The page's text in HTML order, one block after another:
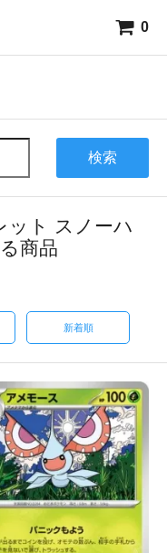
0
検索
ット スノーハ
商品
新着順